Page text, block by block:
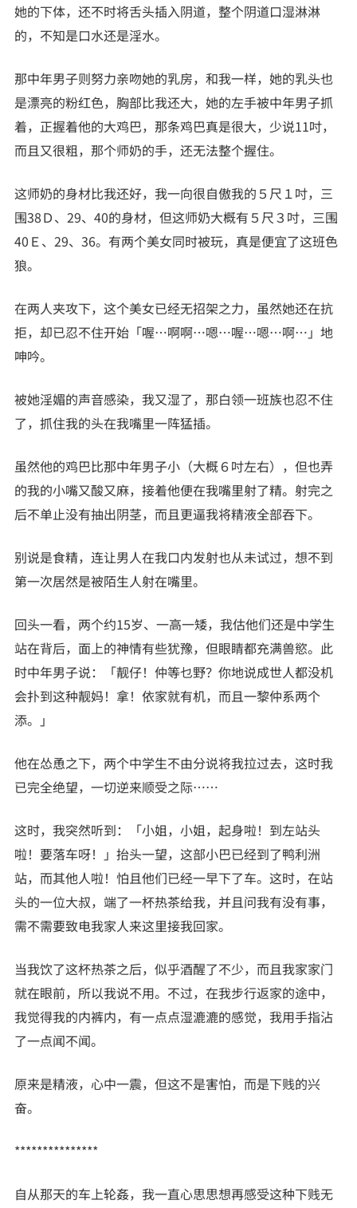
她的下体，还不时将舌头插入阴道，整个阴道口湿淋淋
的，不知是口水还是淫水。
那中年男子则努力亲吻她的乳房，和我一样，她的乳头也
是漂亮的粉红色，胸部比我还大，她的左手被中年男子抓
着，正握着他的大鸡巴，那条鸡巴真是很大，少说11吋，
而且又很粗，那个师奶的手，还无法整个握住。
这师奶的身材比我还好，我一向很自傲我的５尺１吋，三
围38Ｄ、29、40的身材，但这师奶大概有５尺３吋，三围
40Ｅ、29、36。有两个美女同时被玩，真是便宜了这班色
狼。
在两人夹攻下，这个美女已经无招架之力，虽然她还在抗
拒，却已忍不住开始「喔…啊啊…嗯…喔…嗯…啊…」地
呻吟。
被她淫媚的声音感染，我又湿了，那白领一班族也忍不住
了，抓住我的头在我嘴里一阵猛插。
虽然他的鸡巴比那中年男子小（大概６吋左右），但也弄
的我的小嘴又酸又麻，接着他便在我嘴里射了精。射完之
后不单止没有抽出阴茎，而且更逼我将精液全部吞下。
别说是食精，连让男人在我口内发射也从未试过，想不到
第一次居然是被陌生人射在嘴里。
回头一看，两个约15岁、一高一矮，我估他们还是中学生
站在背后，面上的神情有些犹豫，但眼睛都充满兽慾。此
时中年男子说：「靓仔！仲等乜野？你地说成世人都没机
会扑到这种靓妈！拿！依家就有机，而且一黎仲系两个
添。」
他在怂恿之下，两个中学生不由分说将我拉过去，这时我
已完全绝望，一切逆来顺受之际……
这时，我突然听到：「小姐，小姐，起身啦！到左站头
啦！要落车呀！」抬头一望，这部小巴已经到了鸭利洲
站，而其他人啦！怕且他们已经一早下了车。这时，在站
头的一位大叔，端了一杯热茶给我，并且问我有没有事，
需不需要致电我家人来这里接我回家。
当我饮了这杯热茶之后，似乎酒醒了不少，而且我家家门
就在眼前，所以我说不用。不过，在我步行返家的途中，
我觉得我的内裤内，有一点点湿漉漉的感觉，我用手指沾
了一点闻不闻。
原来是精液，心中一震，但这不是害怕，而是下贱的兴
奋。
***************
自从那天的车上轮姦，我一直心思思想再感受这种下贱无